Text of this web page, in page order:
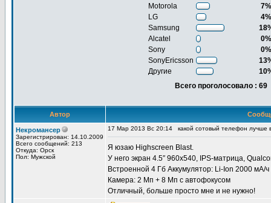
Motorola
LG
Samsung
Alcatel
Sony
SonyEricsson
Другие
Всего проголосовало : 69
Автор
Некромансер
Зарегистрирован: 14.10.2009
Всего сообщений: 213
Откуда: Орск
Пол: Мужской
17 Мар 2013 Вс 20:14 какой сотовый телефон лучше
Я юзаю Highscreen Blast.
У него экран 4.5″ 960х540, IPS-матрица,
Встроенной 4 Гб Аккумулятор: Li-Ion 2000 мА/ч
Камера: 2 Мп + 8 Мп с автофокусом
Отличный, больше просто мне и не нужно!